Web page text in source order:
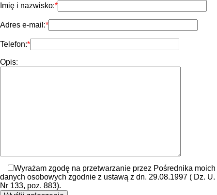
Imię i nazwisko:
Adres e-mail:
Telefon:
Opis:
Wyrażam zgodę na przetwarzanie przez Pośrednika moich
danych osobowych zgodnie z ustawą z dn. 29.08.1997 ( Dz. U.
Nr 133, poz. 883).